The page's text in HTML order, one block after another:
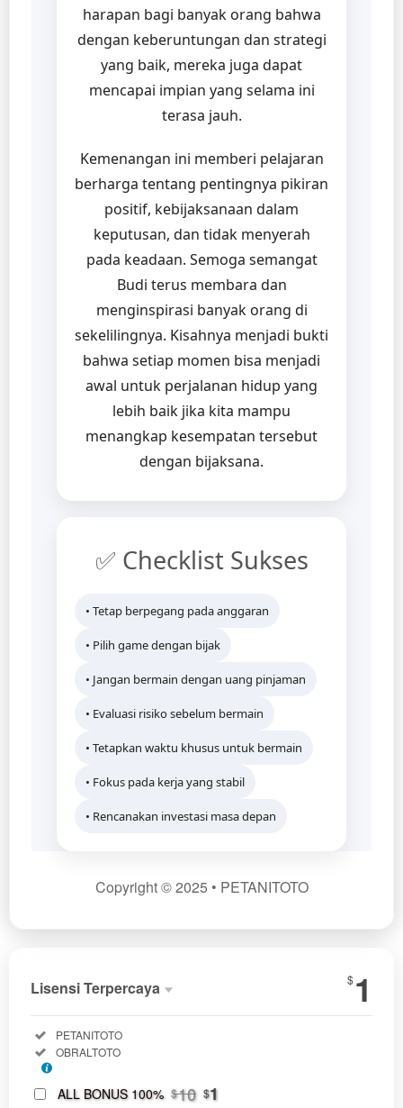
harapan bagi banyak orang bahwa
dengan keberuntungan dan strategi
yang baik, mereka juga dapat
mencapai impian yang selama ini
terasa jauh.
Kemenangan ini memberi pelajaran
berharga tentang pentingnya pikiran
positif, kebijaksanaan dalam
keputusan, dan tidak menyerah
pada keadaan. Semoga semangat
Budi terus membara dan
menginspirasi banyak orang di
sekelilingnya. Kisahnya menjadi bukti
bahwa setiap momen bisa menjadi
awal untuk perjalanan hidup yang
lebih baik jika kita mampu
menangkap kesempatan tersebut
dengan bijaksana.
✅ Checklist Sukses
• Tetap berpegang pada anggaran
• Pilih game dengan bijak
• Jangan bermain dengan uang pinjaman
• Evaluasi risiko sebelum bermain
• Tetapkan waktu khusus untuk bermain
• Fokus pada kerja yang stabil
• Rencanakan investasi masa depan
Copyright © 2025 • PETANITOTO
Show More
Lisensi Terpercaya
Lisensi
Terpercaya
SELECTED
1
$1
Included:
PETANITOTO
Included:
OBRALTOTO
ALL BONUS 100% $10 $1